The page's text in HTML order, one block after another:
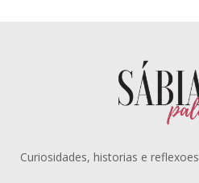
Curiosidades, historias e